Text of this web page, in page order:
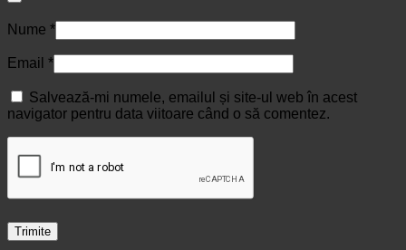
Nume *
Email *
Salvează-mi numele, emailul și site-ul web în acest
navigator pentru data viitoare când o să comentez.